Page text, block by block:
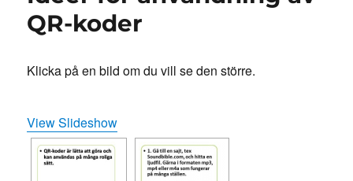
QR-koder
Klicka på en bild om du vill se den större.
View Slideshow